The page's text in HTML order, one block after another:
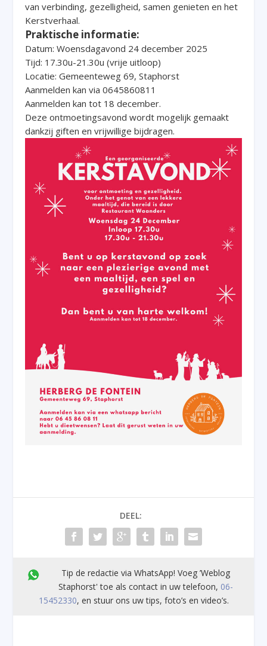
van verbinding, gezelligheid, samen genieten en het
Kerstverhaal.
Praktische informatie:
Datum: Woensdagavond 24 december 2025
Tijd: 17.30u-21.30u (vrije uitloop)
Locatie: Gemeenteweg 69, Staphorst
Aanmelden kan via 0645860811
Aanmelden kan tot 18 december.
Deze ontmoetingsavond wordt mogelijk gemaakt
dankzij giften en vrijwillige bijdragen.
DEEL:
Tip de redactie via WhatsApp! Voeg ’Weblog
Staphorst' toe als contact in uw telefoon, 06-
15452330, en stuur ons uw tips, foto’s en video’s.